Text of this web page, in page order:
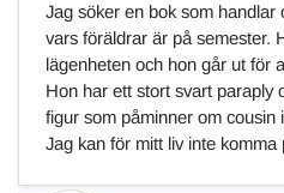
Jag söker en bok som handlar
vars föräldrar är på semester.
lägenheten och hon går ut för
Hon har ett stort svart paraply
figur som påminner om cousin
Jag kan för mitt liv inte komma